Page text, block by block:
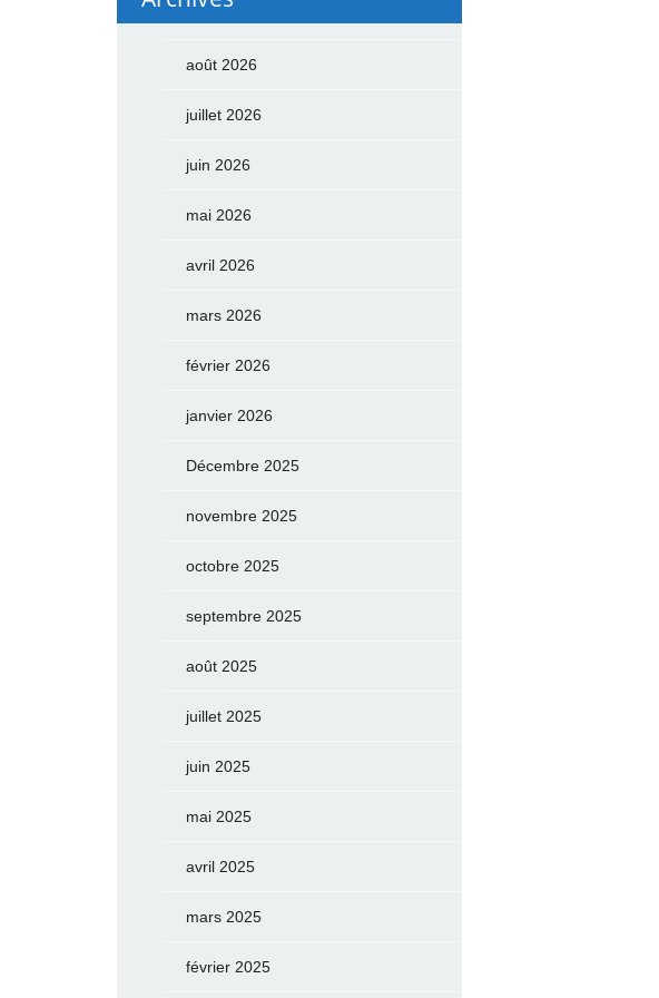
août 2026
juillet 2026
juin 2026
mai 2026
avril 2026
mars 2026
février 2026
janvier 2026
Décembre 2025
novembre 2025
octobre 2025
septembre 2025
août 2025
juillet 2025
juin 2025
mai 2025
avril 2025
mars 2025
février 2025